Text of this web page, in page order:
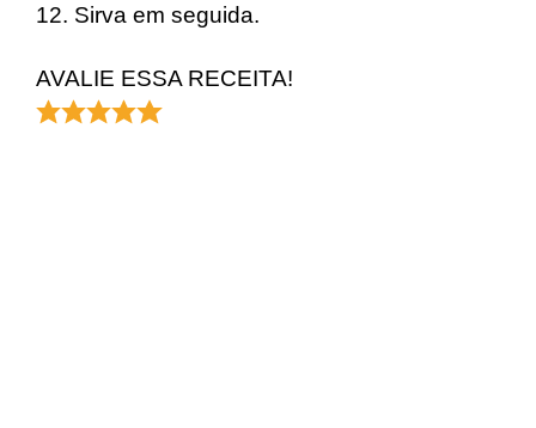
Sirva em seguida.
AVALIE ESSA RECEITA!